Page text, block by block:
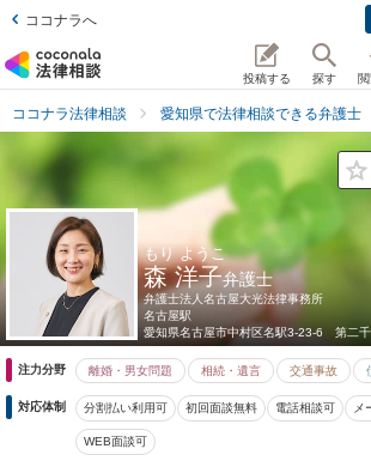
ココナラへ
投稿する 探す
ココナラ法律相談 愛知県で法律相談できる弁護士
もり ようこ
森 洋子弁護士
弁護士法人名古屋大光法律事務所
名古屋駅
愛知県名古屋市中村区名駅3-23-6 第二
注力分野 離婚・男女問題 相続・遺言 交通事故
対応体制 分割払い利用可 初回面談無料 電話相談可 メ
WEB面談可